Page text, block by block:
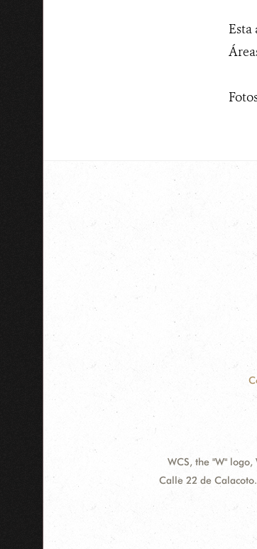
WCS, the "W" logo,
ContactAddress:
Calle 22 de